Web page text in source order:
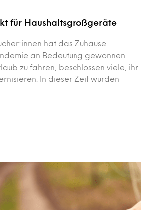
für Haushaltsgroßgeräte
hat das Zuhause
an Bedeutung gewonnen.
zu fahren, beschlossen viele, ihr
In dieser Zeit wurden